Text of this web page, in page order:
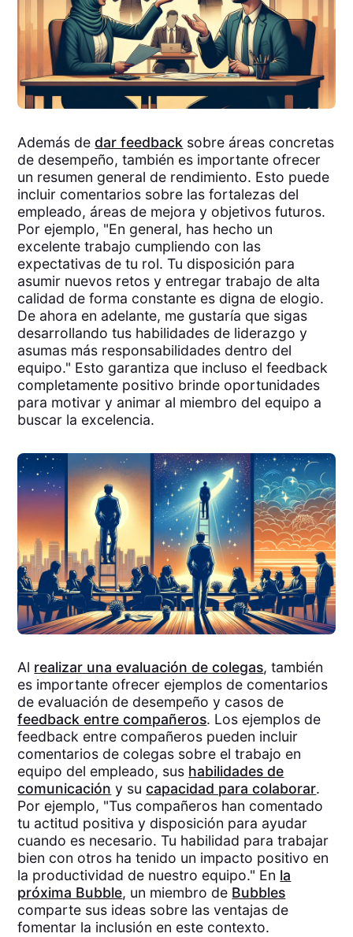
Además dedar feedback sobre áreas concretas
de desempeño, también es importante ofrecer
un resumen general de rendimiento. Esto puede
incluir comentarios sobre las fortalezas del
empleado, áreas de mejora y objetivos futuros.
Por ejemplo, "En general, has hecho un
excelente trabajo cumpliendo con las
expectativas de tu rol. Tu disposición para
asumir nuevos retos y entregar trabajo de alta
calidad de forma constante es digna de elogio.
De ahora en adelante, me gustaría que sigas
desarrollando tus habilidades de liderazgo y
asumas más responsabilidades dentro del
equipo." Esto garantiza que incluso el feedback
completamente positivo brinde oportunidades
para motivar y animar al miembro del equipo a
buscar la excelencia.
Al realizar una evaluación de colegas, también
es importante ofrecer ejemplos de comentarios
de evaluación de desempeño y casos de
feedback entre compañeros. Los ejemplos de
feedback entre compañeros pueden incluir
comentarios de colegas sobre el trabajo en
equipo del empleado, sus habilidades de
comunicación y sucapacidad para colaborar.
Por ejemplo, "Tus compañeros han comentado
tu actitud positiva y disposición para ayudar
cuando es necesario. Tu habilidad para trabajar
bien con otros ha tenido un impacto positivo en
la productividad de nuestro equipo." En la
próxima Bubble, un miembro de Bubbles
comparte sus ideas sobre las ventajas de
fomentar la inclusión en este contexto.